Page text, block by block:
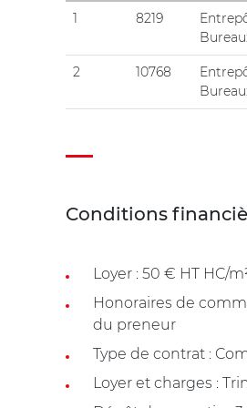
1 8219
2 10768
Conditions
Loyer : 50 € HT HC/
Honoraires de
du preneur
Type de contrat :
Loyer et charges :